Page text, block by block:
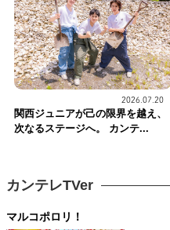
2026.07.20
関西ジュニアが己の限界を越え、
次なるステージへ。 カンテ...
カンテレTVer
マルコポロリ！